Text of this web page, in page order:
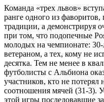
Команда «трех львов»
ранге одного из
традиции, а демонстрируя
при том, что подопечные
молодых на чемпионате:
ветераном, а тех, кому не
десятка. Тем не менее в
футболисты с Альбиона
участников, кто не
соотношения мячей (31-3).
этой игры последовавшие